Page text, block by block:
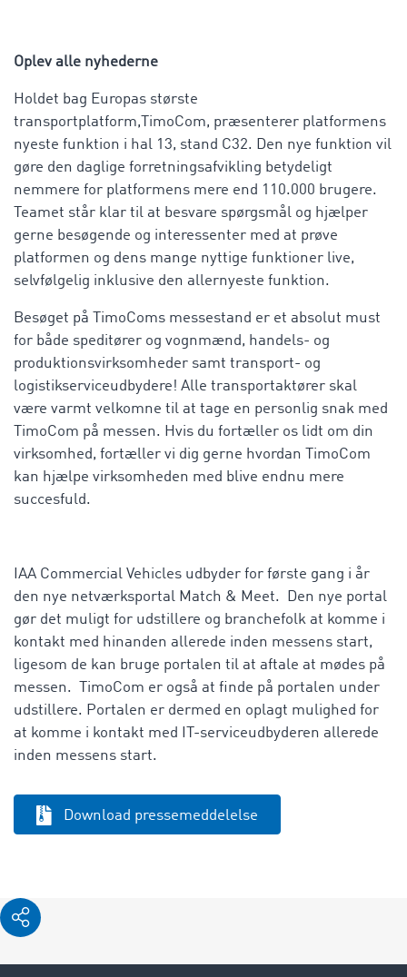
Oplev alle nyhederne
Holdet bag Europas største
transportplatform,TimoCom, præsenterer platformens
nyeste funktion i hal 13, stand C32. Den nye funktion vil
gøre den daglige forretningsafvikling betydeligt
nemmere for platformens mere end 110.000 brugere.
Teamet står klar til at besvare spørgsmål og hjælper
gerne besøgende og interessenter med at prøve
platformen og dens mange nyttige funktioner live,
selvfølgelig inklusive den allernyeste funktion.
Besøget på TimoComs messestand er et absolut must
for både speditører og vognmænd, handels- og
produktionsvirksomheder samt transport- og
logistikserviceudbydere! Alle transportaktører skal
være varmt velkomne til at tage en personlig snak med
TimoCom på messen. Hvis du fortæller os lidt om din
virksomhed, fortæller vi dig gerne hvordan TimoCom
kan hjælpe virksomheden med blive endnu mere
succesfuld.
IAA Commercial Vehicles udbyder for første gang i år
den nye netværksportal Match & Meet. Den nye portal
gør det muligt for udstillere og branchefolk at komme i
kontakt med hinanden allerede inden messens start,
ligesom de kan bruge portalen til at aftale at mødes på
messen. TimoCom er også at finde på portalen under
udstillere. Portalen er dermed en oplagt mulighed for
at komme i kontakt med IT-serviceudbyderen allerede
inden messens start.
Download pressemeddelelse